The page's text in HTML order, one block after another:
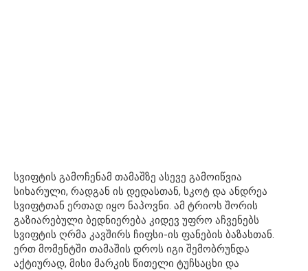
სვიფტის გამოჩენამ თამაშზე ასევე გამოიწვია
სიხარული, რადგან ის დედასთან, სკოტ და ანდრეა
სვიფტთან ერთად იყო ნაპოვნი. ამ ტრიოს შორის
გაზიარებული ბედნიერება კიდევ უფრო აჩვენებს
სვიფტის ღრმა კავშირს ჩიფსი-ის ფანების ბაზასთან.
ერთ მომენტში თამაშის დროს იგი შემობრუნდა
აქტიურად, მისი მარკის წითელი ტუჩსაცხი და